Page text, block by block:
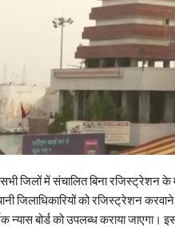
सभी जिलों में संचालित बिना रजिस्ट्रेशन
जिलाधिकारियों को रजिस्ट्रेशन
न्यास बोर्ड को उपलब्ध कराया